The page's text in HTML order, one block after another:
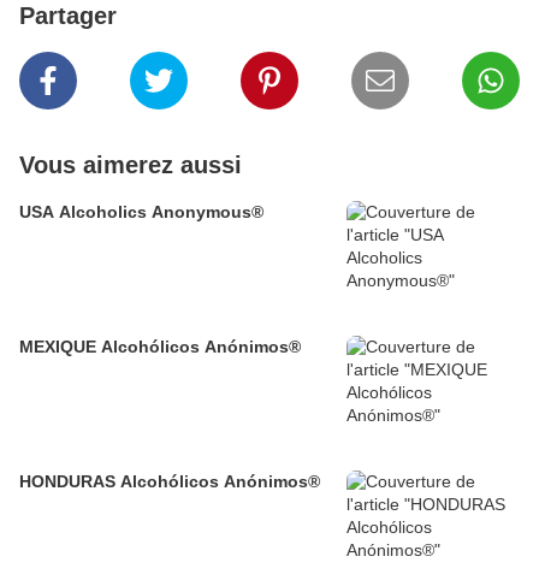
Partager
Vous aimerez aussi
USA Alcoholics Anonymous®
MEXIQUE Alcohólicos Anónimos®
HONDURAS Alcohólicos Anónimos®